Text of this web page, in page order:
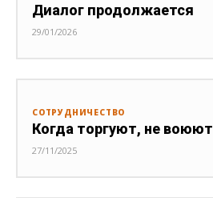
Диалог продолжается
29/01/2026
СОТРУДНИЧЕСТВО
Когда торгуют, не воюют
27/11/2025